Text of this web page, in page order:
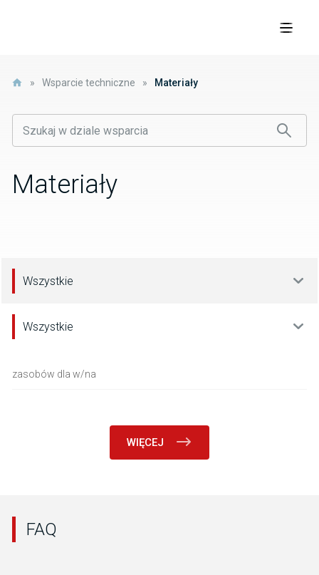
» Wsparcie techniczne » Materiały
Materiały
Wszystkie
Wszystkie
zasobów dla w/na
WIĘCEJ
FAQ